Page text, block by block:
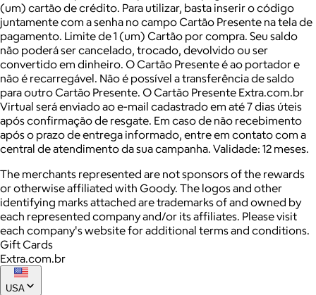
(um) cartão de crédito. Para utilizar, basta inserir o código
juntamente com a senha no campo Cartão Presente na tela de
pagamento. Limite de 1 (um) Cartão por compra. Seu saldo
não poderá ser cancelado, trocado, devolvido ou ser
convertido em dinheiro. O Cartão Presente é ao portador e
não é recarregável. Não é possível a transferência de saldo
para outro Cartão Presente. O Cartão Presente Extra.com.br
Virtual será enviado ao e-mail cadastrado em até 7 dias úteis
após confirmação de resgate. Em caso de não recebimento
após o prazo de entrega informado, entre em contato com a
central de atendimento da sua campanha. Validade: 12 meses.
The merchants represented are not sponsors of the rewards
or otherwise affiliated with Goody. The logos and other
identifying marks attached are trademarks of and owned by
each represented company and/or its affiliates. Please visit
each company's website for additional terms and conditions.
Gift Cards
Extra.com.br
USA